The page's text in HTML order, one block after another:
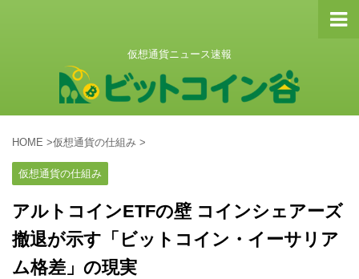
仮想通貨ニュース速報
HOME >仮想通貨の仕組み >
仮想通貨の仕組み
アルトコインETFの壁 コインシェアーズ
撤退が示す「ビットコイン・イーサリア
ム格差」の現実